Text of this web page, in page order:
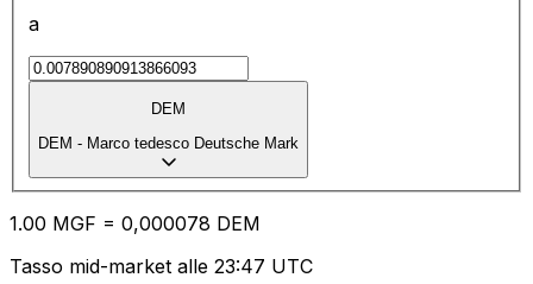
a
DEM
DEM - Marco tedesco Deutsche Mark
1.00 MGF = 0,000078 DEM
Tasso mid-market alle 23:47 UTC